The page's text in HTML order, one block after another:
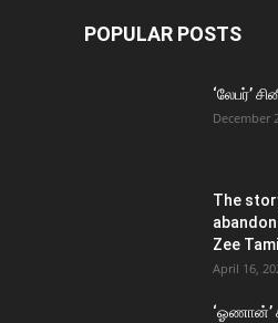
POPULAR POSTS
‘லேபர்’
December
The
Zee
April 16,
‘ஓணான்’